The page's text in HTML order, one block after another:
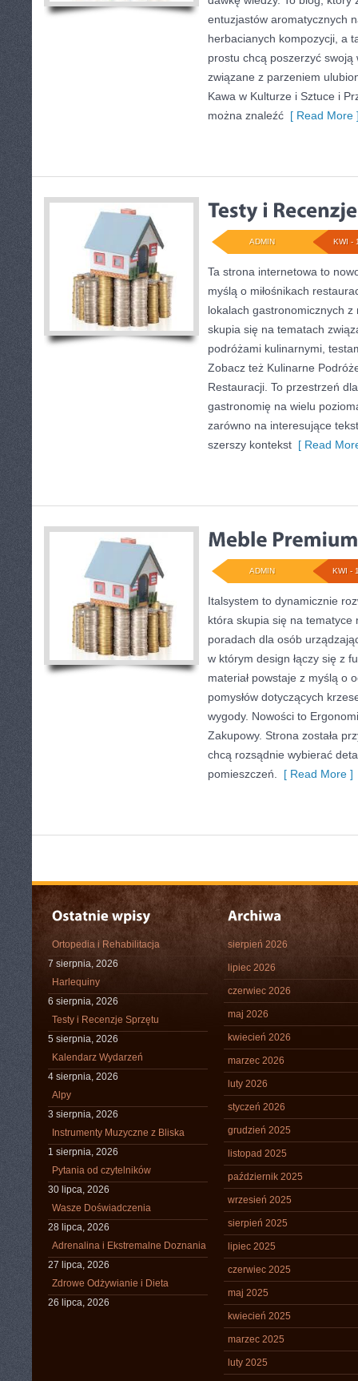
entuzjastów aromatycznych
herbacianych kompozycji, a
prostu chcą poszerzyć swoją
związane z parzeniem
Kawa w Kulturze i Sztuce i
można znaleźć [ Read More
KWI -
ADMIN
Ta strona internetowa to
myślą o miłośnikach
lokalach gastronomicznych z
skupia się na tematach
podróżami kulinarnymi,
Zobacz też Kulinarne
Restauracji. To przestrzeń
gastronomię na wielu
zarówno na interesujące
szerszy kontekst [ Read
KWI -
ADMIN
Italsystem to dynamicznie
która skupia się na
poradach dla osób
w którym design łączy się z
materiał powstaje z myślą o
pomysłów dotyczących
wygody. Nowości to
Zakupowy. Strona została
chcą rozsądnie wybierać
pomieszczeń.
[ Read More ]
Ortopedia i Rehabilitacja
7 sierpnia, 2026
Harlequiny
6 sierpnia, 2026
Testy i Recenzje Sprzętu
5 sierpnia, 2026
Kalendarz Wydarzeń
4 sierpnia, 2026
Alpy
3 sierpnia, 2026
Instrumenty Muzyczne z Bliska
1 sierpnia, 2026
Pytania od czytelników
30 lipca, 2026
Wasze Doświadczenia
28 lipca, 2026
Adrenalina i Ekstremalne Doznania
27 lipca, 2026
Zdrowe Odżywianie i Dieta
26 lipca, 2026
sierpień 2026
lipiec 2026
czerwiec 2026
maj 2026
kwiecień 2026
marzec 2026
luty 2026
styczeń 2026
grudzień 2025
listopad 2025
październik 2025
wrzesień 2025
sierpień 2025
lipiec 2025
czerwiec 2025
maj 2025
kwiecień 2025
marzec 2025
luty 2025